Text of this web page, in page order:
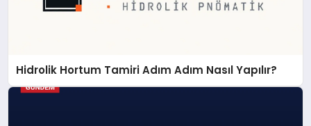
Hidrolik Hortum Tamiri Adım Adım Nasıl Yapılır?